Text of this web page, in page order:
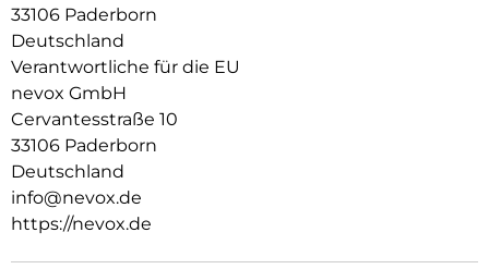
Hochwertiges Schmutzabweisendes Silikon Material.
33106 Paderborn
Deutschland
Verantwortliche für die EU
nevox GmbH
Cervantesstraße 10
33106 Paderborn
Deutschland
info@nevox.de
https://nevox.de